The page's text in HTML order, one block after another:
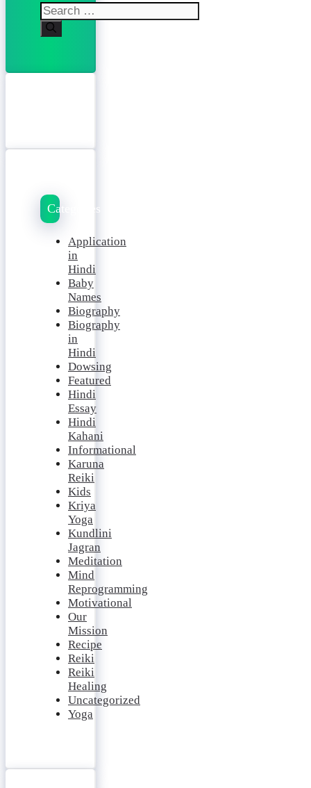
Search
for:
Categories
Application
in
Hindi
Baby
Names
Biography
Biography
in
Hindi
Dowsing
Featured
Hindi
Essay
Hindi
Kahani
Informational
Karuna
Reiki
Kids
Kriya
Yoga
Kundlini
Jagran
Meditation
Mind
Reprogramming
Motivational
Our
Mission
Recipe
Reiki
Reiki
Healing
Uncategorized
Yoga